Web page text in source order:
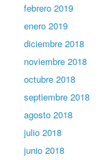
febrero 2019
enero 2019
diciembre 2018
noviembre 2018
octubre 2018
septiembre 2018
agosto 2018
julio 2018
junio 2018